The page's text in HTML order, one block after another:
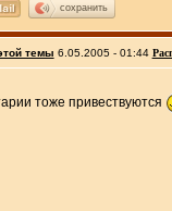
сохранить
темы 6.05.2005 - 01:44
тоже привествуются